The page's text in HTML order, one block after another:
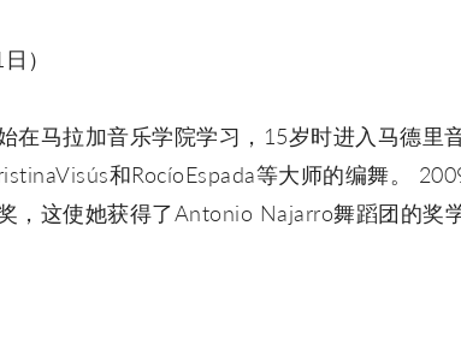
）
在马拉加音乐学院学习，15岁时进入马德里
和RocíoEspada等大师的编舞。
，这使她获得了Antonio Najarro舞蹈团的奖